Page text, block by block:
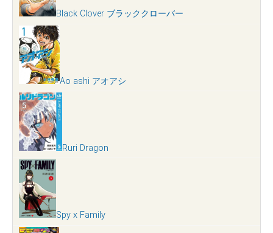
Black Clover ブラッククローバー
Ao ashi アオアシ
Ruri Dragon
Spy x Family